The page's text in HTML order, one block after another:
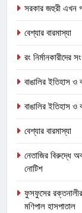
সরকার জহুরী এখন
বেশ্যার বারমাস্যা
রং
বাঙালির ইতিহাস ও
বাঙালির ইতিহাস ও
বেশ্যার বারমাস্যা
নেতাজির বিরুদ্ধে
নোটিশ
ফুসফুসের
মণিপাল হাসপাতাল